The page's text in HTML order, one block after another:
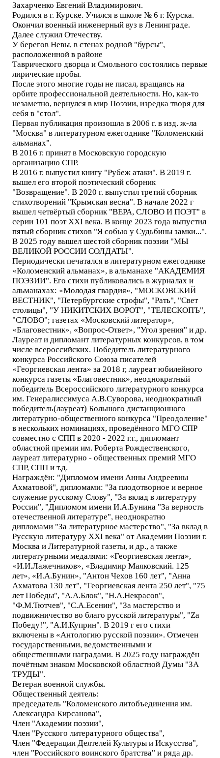
Захарченко Евгений Владимирович.
Родился в г. Курске. Учился в школе № 6 г. Курска.
Окончил военный инженерный вуз в Ленинграде.
Далее служил Отечеству.
У берегов Невы, в стенах родной "бурсы",
расположенной в районе
Таврического дворца и Смольного состоялись первые
лирические пробы.
После этого многие годы не писал, вращаясь на
орбите профессиональной деятельности. Но, как-то
незаметно, вернулся в мир Поэзии, изредка творя для
себя в "стол".
Первая публикация произошла в 2006 г. в изд. ж-ла
"Москва" в литературном ежегоднике "Коломенский
альманах".
В 2016 г. принят в Московскую городскую
организацию СПР.
В 2016 г. выпустил книгу "Рубеж атаки". В 2019 г.
вышел его второй поэтический сборник
"Возвращение". В 2020 г. выпустил третий сборник
стихотворений "Крымская весна". В начале 2022 г
вышел четвёртый сборник "ВЕРА, СЛОВО И ПОЭТ" в
серии 101 поэт XXI века. В конце 2023 года выпустил
пятый сборник стихов "Я собью у Судьбины замки...".
В 2025 году вышел шестой сборник поэзии "МЫ
ВЕЛИКОЙ РОССИИ СОЛДАТЫ".
Периодически печатался в литературном ежегоднике
«Коломенский альманах», в альманахе "АКАДЕМИЯ
ПОЭЗИИ". Его стихи публиковались в журналах и
альманахах: «Молодая гвардия», "МОСКОВСКИЙ
ВЕСТНИК", "Петербургские строфы", "Рать", "Свет
столицы", "У НИКИТСКИХ ВОРОТ", "ТЕЛЕСКОПЪ",
"СЛОВО"; газетах «Московский литератор»,
«Благовестник», «Вопрос-Ответ», "Угол зрения" и др.
Лауреат и дипломант литературных конкурсов, в том
числе всероссийских. Победитель литературного
конкурса Российского Союза писателей
«Георгиевская лента» за 2018 г, лауреат юбилейного
конкурса газеты «Благовестник», неоднократный
победитель Всероссийского литературного конкурса
им. Генералиссимуса А.В.Суворова, неоднократный
победитель(лауреат) Большого дистанционного
литературно-общественного конкурса "Преодоление"
в нескольких номинациях, проведённого МГО СПР
совместно с СПП в 2020 - 2022 г.г., дипломант
областной премии им. Роберта Рождественского,
лауреат литературно - общественных премий МГО
СПР, СПП и т.д.
Награждён: "Дипломом имени Анны Андреевны
Ахматовой", дипломами: "За плодотворное и верное
служение русскому Слову", "За вклад в литературу
России", "Дипломом имени И.А.Бунина "За верность
отечественной литературе", неоднократно
дипломами "За литературное мастерство", "За вклад в
Русскую литературу XXI века" от Академии Поэзии г.
Москва и Литературной газеты, и др., а также
литературными медалями: «Георгиевская лента»,
«И.И.Лажечников», «Владимир Маяковский. 125
лет», «И.А.Бунин», "Антон Чехов 160 лет", "Анна
Ахматова 130 лет", "Георгиевская лента 250 лет", "75
лет Победы", "А.А.Блок", "Н.А.Некрасов",
"Ф.М.Тютчев", "С.А.Есенин", "За мастерство и
подвижничество во благо русской литературы", "Zа
Победу!", "А.И.Куприн". В 2019 г его стихи
включены в «Антологию русской поэзии». Отмечен
государственными, ведомственными и
общественными наградами. В 2025 году награждён
почётным знаком Московской областной Думы "ЗА
ТРУДЫ".
Ветеран военной службы.
Общественный деятель:
председатель "Коломенского литобъединения им.
Александра Кирсанова",
Член "Академии поэзии",
Член "Русского литературного общества",
Член "Федерации Деятелей Культуры и Искусства",
член "Российского воинского братства" и ряда др.